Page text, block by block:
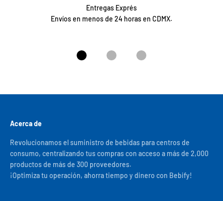
Entregas Exprés
Envíos en menos de 24 horas en CDMX.
Ir al artículo 1Ir al artículo 2Ir al artículo 3
Acerca de
Revolucionamos el suministro de bebidas para centros de
consumo, centralizando tus compras con acceso a más de 2,000
productos de más de 300 proveedores.
¡Optimiza tu operación, ahorra tiempo y dinero con Bebify!